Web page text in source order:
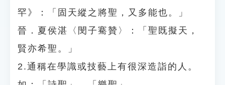
罕》：「固天縱之將聖，又多能也。」
晉．夏侯湛〈閔子騫贊〉：「聖既擬天，
賢亦希聖。」
2.通稱在學識或技藝上有很深造詣的人。